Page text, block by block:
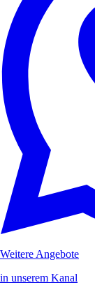
Weitere Angebote
in unserem Kanal